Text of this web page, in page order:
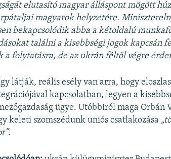
elutasító magyar álláspont mögött
magyarok helyzetére.
bekapcsolódik abba a kétoldalú
találni a kisebbségi jogok kapcsán
a folytatásra, de az ukrán féltől végre
látják, reális esély van arra, hogy
kapcsolatban, legyen a
ügye. Utóbbiról maga Orbán
keleti szomszédunk uniós csatlakozása
.